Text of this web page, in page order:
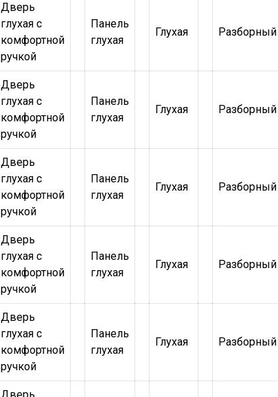
Дверь
глухая с
комфортной
ручкой
Панель
глухая
Глухая Разборный
Дверь
глухая с
комфортной
ручкой
Панель
глухая
Глухая Разборный
Дверь
глухая с
комфортной
ручкой
Панель
глухая
Глухая Разборный
Дверь
глухая с
комфортной
ручкой
Панель
глухая
Глухая Разборный
Дверь
глухая с
комфортной
ручкой
Панель
глухая
Глухая Разборный